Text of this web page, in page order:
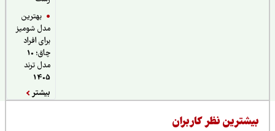
بهترین
مدل شومیز
برای افراد
چاق؛ 10
مدل ترند
نظر کاربران